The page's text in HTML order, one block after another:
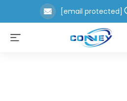
[email protected]